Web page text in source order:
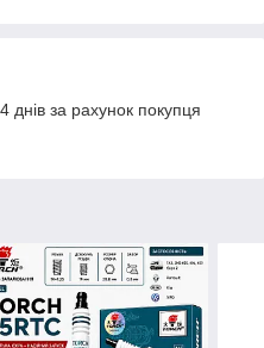
за рахунок покупця